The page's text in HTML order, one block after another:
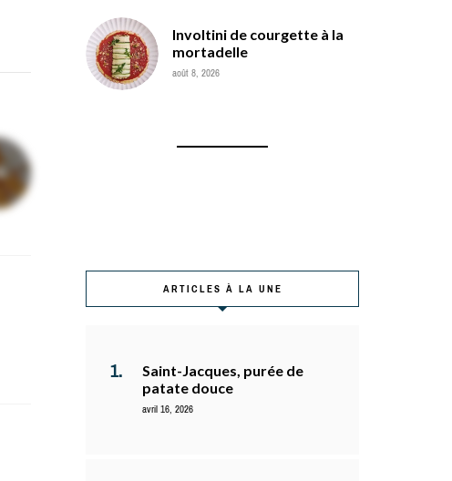
Involtini de courgette à la
mortadelle
août 8, 2026
ARTICLES À LA UNE
Saint-Jacques, purée de
patate douce
avril 16, 2026